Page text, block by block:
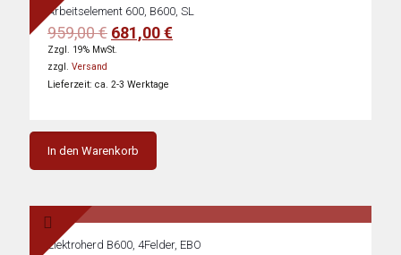
Arbeitselement 600, B600, SL
959,00€ Ursprünglicher
Preis
959,00 €
681,00€Aktueller
Zzgl. 19% MwSt.
zzgl. Versand
Lieferzeit: ca. 2-3 Werktage
In den Warenkorb
Elektroherd B600, 4Felder, EBO